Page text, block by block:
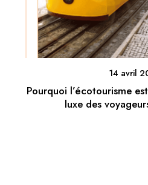
14 avril
Pourquoi l’écotourisme
luxe des